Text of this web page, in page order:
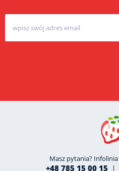
Masz pytania? Infolinia
+48 785 15 00 15